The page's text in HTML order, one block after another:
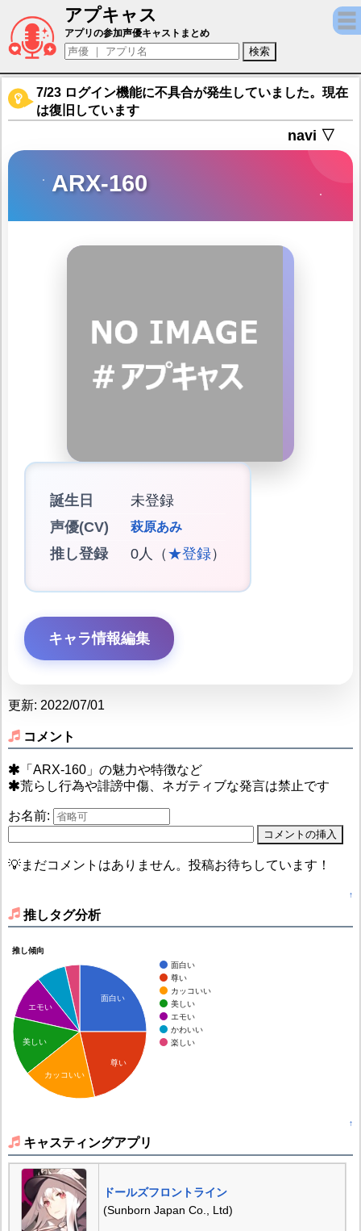
アプキャス
ARX-160（声優：萩原あみ)【ドールズフロ
アプリの参加声優キャストまとめ
7/23 ログイン機能に不具合が発生していました。現在
は復旧しています
navi ▽
ARX-160
誕生日
未登録
声優(CV)
萩原あみ
推し登録 0人（ ★登録）
キャラ情報編集
更新: 2022/07/01
コメント
「ARX-160」の魅力や特徴など
荒らし行為や誹謗中傷、ネガティブな発言は禁止です
お名前:
💡まだコメントはありません。投稿お待ちしています！
↑
推しタグ分析
推し傾向
面白い
尊い
カッコいい
美しい
エモい
かわいい
楽しい
面白い
尊い
エモい
美しい
カッコいい
↑
キャスティングアプリ
ドールズフロントライン
(Sunborn Japan Co., Ltd)